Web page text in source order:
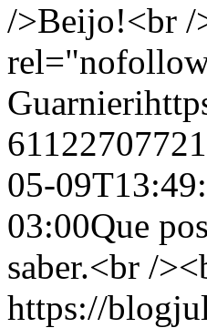
/>Beijo!<br /
Guarnieri
05-
03:00Que
saber.<br /
https://